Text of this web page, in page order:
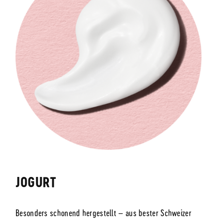
JOGURT
Besonders schonend hergestellt – aus bester Schweizer